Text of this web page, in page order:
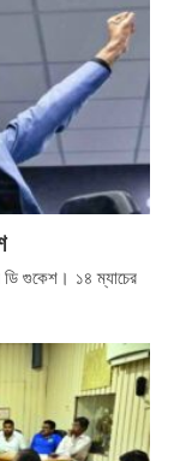
ডি গুকেশ। ১৪ ম্যাচের